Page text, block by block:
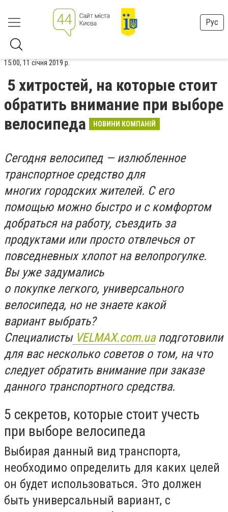
Рус
15:00, 11 січня 2019 р.
5 хитростей, на которые стоит
обратить внимание при выборе
велосипеда
НОВИНИ КОМПАНІЙ
Сегодня велосипед — излюбленное
транспортное средство для
многих городских жителей. С его
помощью можно быстро и с комфортом
добраться на работу, съездить за
продуктами или просто отвлечься от
повседневных хлопот на велопрогулке.
Вы уже задумались
о покупке легкого, универсального
велосипеда, но не знаете какой
вариант выбрать?
СпециалистыVELMAX.com.uaподготовили
для вас несколько советов о том, на что
следует обратить внимание при заказе
данного транспортного средства.
5 секретов, которые стоит учесть
при выборе велосипеда
Выбирая данный вид транспорта,
необходимо определить для каких целей
он будет использоваться. Это должен
быть универсальный вариант, с